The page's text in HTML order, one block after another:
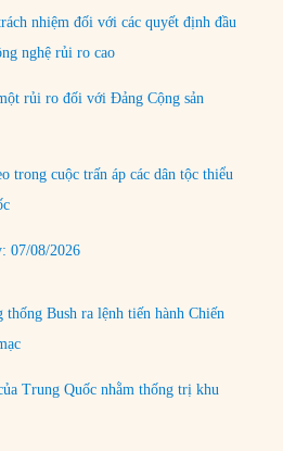
nhiệm đối với các quyết định đầu
nghệ rủi ro cao
rủi ro đối với Đảng Cộng sản
trong cuộc trấn áp các dân tộc thiểu
07/08/2026
thống Bush ra lệnh tiến hành Chiến
Trung Quốc nhằm thống trị khu